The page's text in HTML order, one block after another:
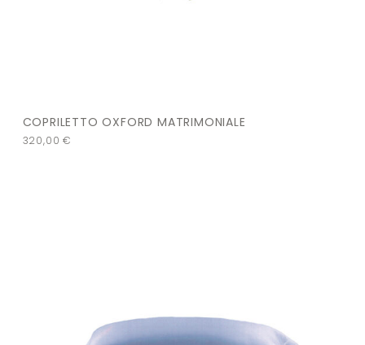
COPRILETTO OXFORD MATRIMONIALE
320,00€